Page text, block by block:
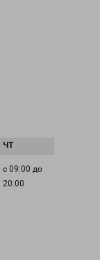
с 09:00 до
20:00